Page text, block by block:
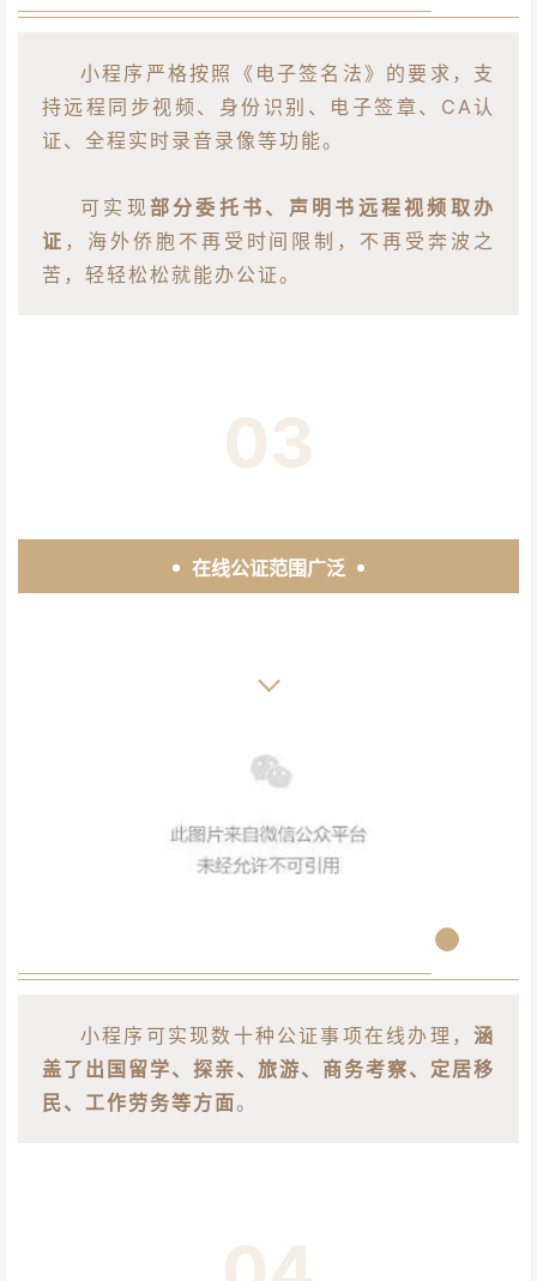
小程序严格按照《电子签名法》的要求，支
持远程同步视频、身份识别、电子签章、CA认
证、全程实时录音录像等功能。
可实现部分委托书、声明书远程视频取办
证 ，海外侨胞不再受时间限制，不再受奔波之
苦，轻轻松松就能办公证。
03
在线公证范围广泛
小程序可实现数十种公证事项在线办理， 涵
盖了出国留学、探亲、旅游、商务考察、定居移
民、工作劳务等方面。